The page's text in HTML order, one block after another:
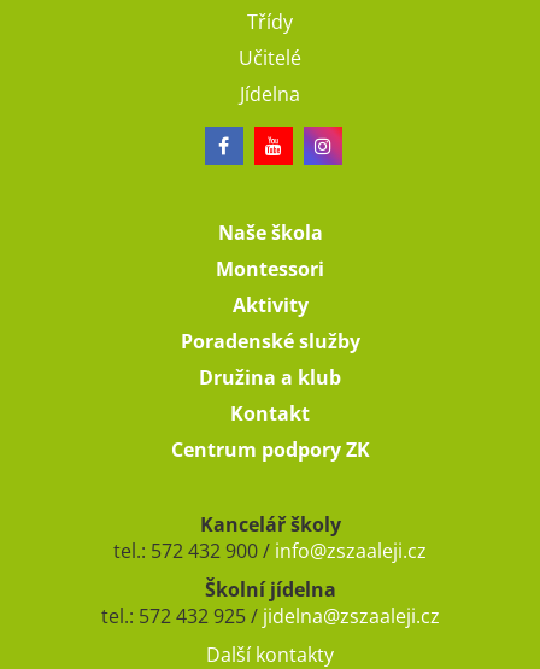
Třídy
Učitelé
Jídelna
Naše škola
Montessori
Aktivity
Poradenské služby
Družina a klub
Kontakt
Centrum podpory ZK
Kancelář školy
tel.: 572 432 900 / info@zszaaleji.cz
Školní jídelna
tel.: 572 432 925 / jidelna@zszaaleji.cz
Další kontakty